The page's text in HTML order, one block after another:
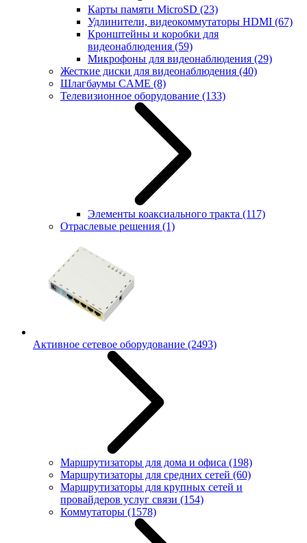
Карты памяти MicroSD (23)
Удлинители, видеокоммутаторы HDMI (67)
Кронштейны и коробки для
видеонаблюдения (59)
Микрофоны для видеонаблюдения (29)
Жесткие диски для видеонаблюдения (40)
Шлагбаумы CAME (8)
Телевизионное оборудование (133)
Элементы коаксиального тракта (117)
Отраслевые решения (1)
Активное сетевое оборудование (2493)
Маршрутизаторы для дома и офиса (198)
Маршрутизаторы для средних сетей (60)
Маршрутизаторы для крупных сетей и
провайдеров услуг связи (154)
Коммутаторы (1578)